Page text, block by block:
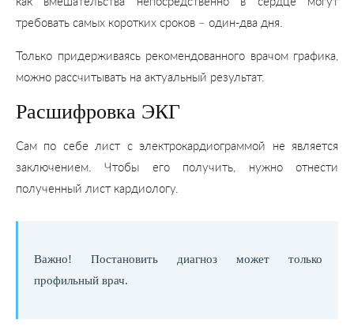
требовать самых коротких сроков – один-два дня.
Только придерживаясь рекомендованного врачом графика,
можно рассчитывать на актуальный результат.
Расшифровка ЭКГ
Сам по себе лист с электрокардиограммой не является
заключением. Чтобы его получить, нужно отнести
полученный лист кардиологу.
Важно! Постановить диагноз может только
профильный врач.